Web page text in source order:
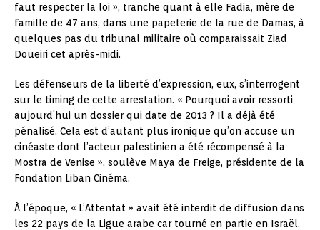
faut respecter la loi », tranche quant à elle Fadia, mère de
famille de 47 ans, dans une papeterie de la rue de Damas, à
quelques pas du tribunal militaire où comparaissait Ziad
Doueiri cet après-midi.
Les défenseurs de la liberté d’expression, eux, s’interrogent
sur le timing de cette arrestation. « Pourquoi avoir ressorti
aujourd’hui un dossier qui date de 2013 ? Il a déjà été
pénalisé. Cela est d’autant plus ironique qu’on accuse un
cinéaste dont l’acteur palestinien a été récompensé à la
Mostra de Venise », soulève Maya de Freige, présidente de la
Fondation Liban Cinéma.
À l’époque, « L’Attentat » avait été interdit de diffusion dans
les 22 pays de la Ligue arabe car tourné en partie en Israël.